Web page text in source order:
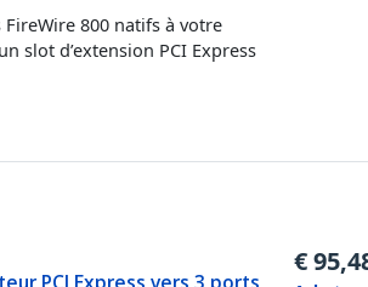
800 natifs à votre
slot d’extension PCI Express
PCI Express vers 3 ports
€